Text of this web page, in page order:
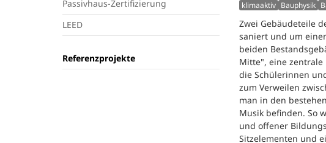
Passivhaus-Zertifizierung
LEED
Referenzprojekte
klimaaktiv Bauphysik
Zwei Gebäudeteile
saniert und um
beiden
Mitte", eine
die Schülerinnen
zum Verweilen
man in den
Musik befinden. So
und offener
Sitzelementen und